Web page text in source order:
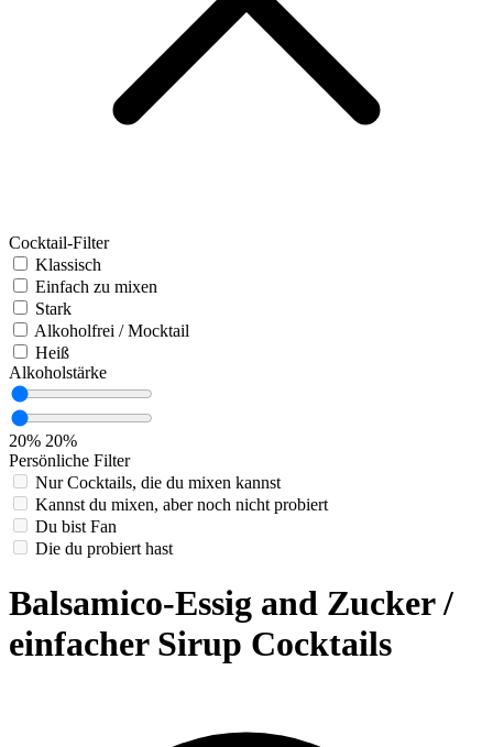
Cocktail-Filter
Klassisch
Einfach zu mixen
Stark
Alkoholfrei / Mocktail
Heiß
Alkoholstärke
20% 20%
Persönliche Filter
Nur Cocktails, die du mixen kannst
Kannst du mixen, aber noch nicht probiert
Du bist Fan
Die du probiert hast
Balsamico-Essig and Zucker /
einfacher Sirup Cocktails